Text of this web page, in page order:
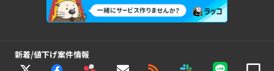
新着/値下げ案件情報